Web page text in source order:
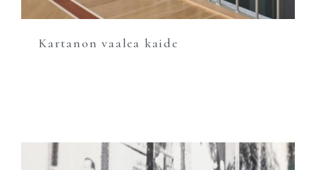
Kartanon vaalea kaide